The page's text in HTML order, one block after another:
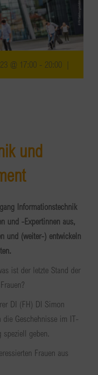
@ 17:00 - 20:00
und
Informationstechnik
und -Expertinnen aus,
und (weiter-) entwickeln
ist der letzte Stand der
DI (FH) DI Simon
Geschehnisse im IT-
geben.
Frauen aus